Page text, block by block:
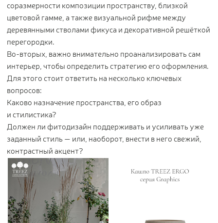
соразмерности композиции пространству, близкой
цветовой гамме, а также визуальной рифме между
деревянными стволами фикуса и декоративной решёткой
перегородки.
Во-вторых, важно внимательно проанализировать сам
интерьер, чтобы определить стратегию его оформления.
Для этого стоит ответить на несколько ключевых
вопросов:
Каково назначение пространства, его образ
и стилистика?
Должен ли фитодизайн поддерживать и усиливать уже
заданный стиль — или, наоборот, внести в него свежий,
контрастный акцент?